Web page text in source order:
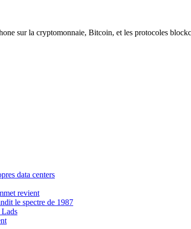
sur la cryptomonnaie, Bitcoin, et les protocoles
data centers
revient
le spectre de 1987